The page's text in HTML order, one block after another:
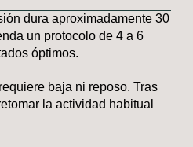
dura aproximadamente 30
un protocolo de 4 a 6
óptimos.
baja ni reposo. Tras
la actividad habitual